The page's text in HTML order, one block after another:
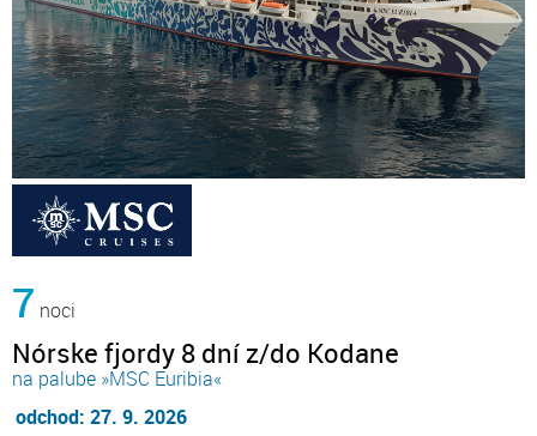
7 noci
Nórske fjordy 8 dní z/do Kodane
na palube »MSC Euribia«
odchod: 27. 9. 2026